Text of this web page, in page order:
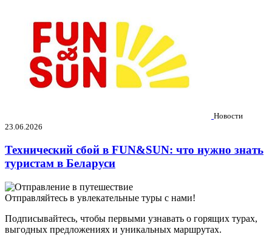
Новости
23.06.2026
Технический сбой в FUN&SUN: что нужно знать
туристам в Беларуси
Отправляйтесь в увлекательные туры с нами!
Подписывайтесь, чтобы первыми узнавать о горящих турах,
выгодных предложениях и уникальных маршрутах.